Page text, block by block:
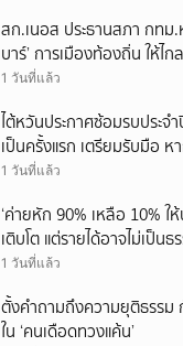
สก.เนอส ประธานสภา กท
บาร์’ การเมืองท้องถิ่น ให้ไก
1 วันที่แล้ว
ไต้หวันประกาศซ้อมรบประจำ
เป็นครั้งแรก เตรียมรับมือ ห
1 วันที่แล้ว
‘ค่ายหัก 90% เหลือ 10% ใ
เติบโต แต่รายได้อาจไม่เป็นธ
‘สัญญามาตรฐาน’
1 วันที่แล้ว
ตั้งคำถามถึงความยุติธรรม
ใน ‘คนเดือดทวงแค้น’